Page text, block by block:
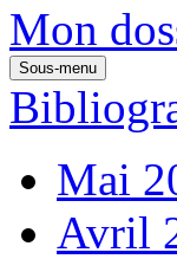
Mon
Sous-menu
Mai
Avril